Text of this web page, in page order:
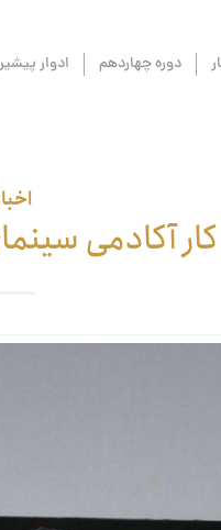
دوره چهاردهم ادوار
کار آکادمی